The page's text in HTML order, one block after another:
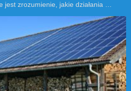
jest zrozumienie, jakie działania …